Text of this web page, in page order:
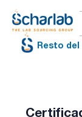
Resto del